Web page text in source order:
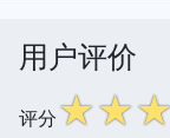
用户评价
评分☆☆☆